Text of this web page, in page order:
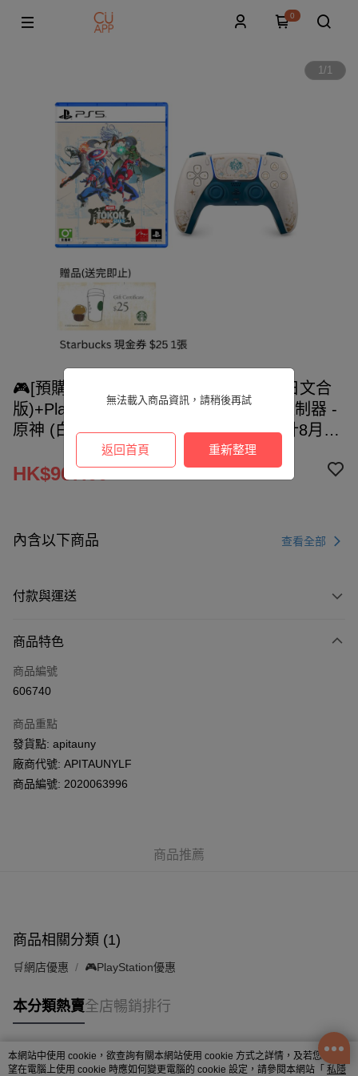
無法載入商品資訊，請稍後再試
返回首頁 重新整理
0
1/1
🎮[預購]PlayStation®5 漫威鬥魂 (中英日文合
版)+PlayStation®5 DualSense™ 無線控制器 -
原神 (白+綠)[只限樂富UNY店自取] -預計8月6
日起陸續發貨
HK$967.00
內含以下商品 查看全部
付款與運送
信用卡
AlipayHK
WeChat Pay
送貨方式
商品特色
商品編號
606740
商品重點
發貨點: apitauny
廠商代號: APITAUNYLF
商品編號: 2020063996
商品推薦
商品相關分類 (1)
🛒網店優惠 🎮PlayStation優惠
本分類熱賣全店暢銷排行
熱門標籤
本網站中使用 cookie，欲查詢有關本網站使用 cookie 方式之詳情，及若您不希
望在電腦上使用 cookie 時應如何變更電腦的 cookie 設定，請參閱本網站「 私隱